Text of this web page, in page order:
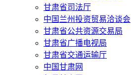
甘肃省司法厅
中国兰州投资贸易洽谈会
甘肃省公共资源交易局
甘肃省广播电视局
甘肃省交通运输厅
中国甘肃网